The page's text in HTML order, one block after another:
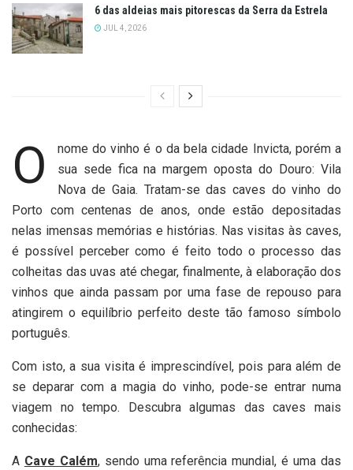
6 das aldeias mais pitorescas da Serra da Estrela
JUL 4, 2026
O
nome do vinho é o da bela cidade Invicta, porém a
sua sede fica na margem oposta do Douro: Vila
Nova de Gaia. Tratam-se das caves do vinho do
Porto com centenas de anos, onde estão depositadas
nelas imensas memórias e histórias. Nas visitas às caves,
é possível perceber como é feito todo o processo das
colheitas das uvas até chegar, finalmente, à elaboração dos
vinhos que ainda passam por uma fase de repouso para
atingirem o equilíbrio perfeito deste tão famoso símbolo
português.
Com isto, a sua visita é imprescindível, pois para além de
se deparar com a magia do vinho, pode-se entrar numa
viagem no tempo. Descubra algumas das caves mais
conhecidas:
A Cave Calém, sendo uma referência mundial, é uma das